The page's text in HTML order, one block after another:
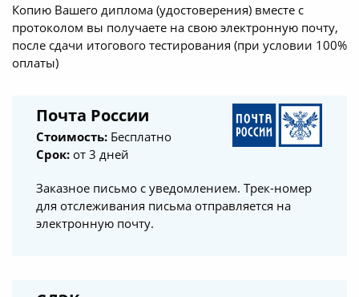
Копию Вашего диплома (удостоверения) вместе с
протоколом вы получаете на свою электронную почту,
после сдачи итогового тестирования (при условии 100%
оплаты)
Почта России
Стоимость: Бесплатно
Срок: от 3 дней
Заказное письмо с уведомлением. Трек-номер
для отслеживания письма отправляется на
электронную почту.